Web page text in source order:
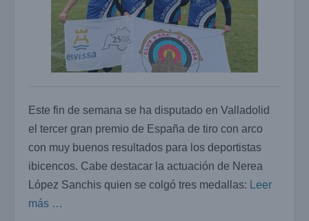
Este fin de semana se ha disputado en Valladolid
el tercer gran premio de España de tiro con arco
con muy buenos resultados para los deportistas
ibicencos. Cabe destacar la actuación de Nerea
López Sanchis quien se colgó tres medallas:
Leer
más …